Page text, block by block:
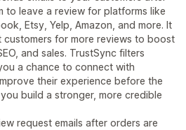
to leave a review for platforms like
Etsy, Yelp, Amazon, and more. It
customers for more reviews to boost
and sales. TrustSync filters
a chance to connect with
their experience before the
build a stronger, more credible
request emails after orders are